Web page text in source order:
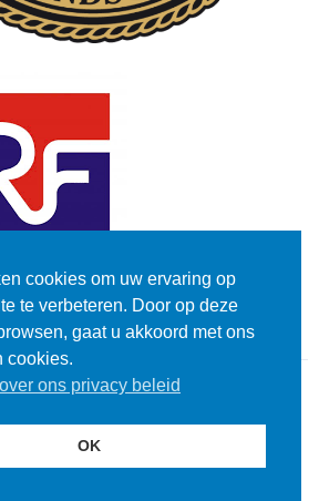
cookies om uw ervaring op
te verbeteren. Door op deze
gaat u akkoord met ons
cookies.
ons privacy beleid
OK